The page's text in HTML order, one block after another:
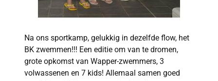
Na ons sportkamp, gelukkig in dezelfde flow, het
BK zwemmen!!! Een editie om van te dromen,
grote opkomst van Wapper-zwemmers, 3
volwassenen en 7 kids! Allemaal samen goed